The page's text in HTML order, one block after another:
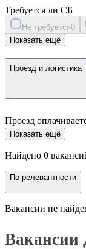
Требуется ли СБ
Не требуется0
Показать ещё
Проезд и логистика
Проезд
Показать ещё
Найдено 0
По релевантности
Вакансии не
Вакансии